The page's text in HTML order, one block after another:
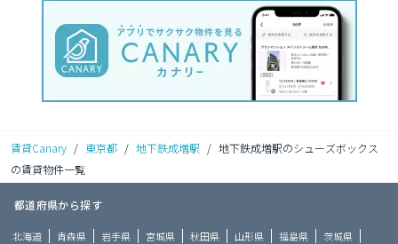
賃貸Canary / 東京都 / 地下鉄成増駅 / 地下鉄成増駅のシューズボックス
の賃貸物件一覧
都道府県から探す
北海道 青森県 岩手県 宮城県 秋田県 山形県 福島県
茨城県